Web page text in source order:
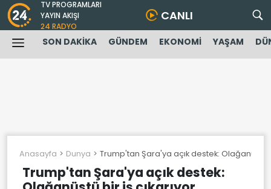
TV PROGRAMLARI
YAYIN AKIŞI
24 RADYO
CANLI
SON DAKİKA GÜNDEM EKONOMİ YAŞAM
Anasayfa Dunya Trump'tan Şara'ya açık destek: Olağanüstü
Trump'tan Şara'ya açık destek: